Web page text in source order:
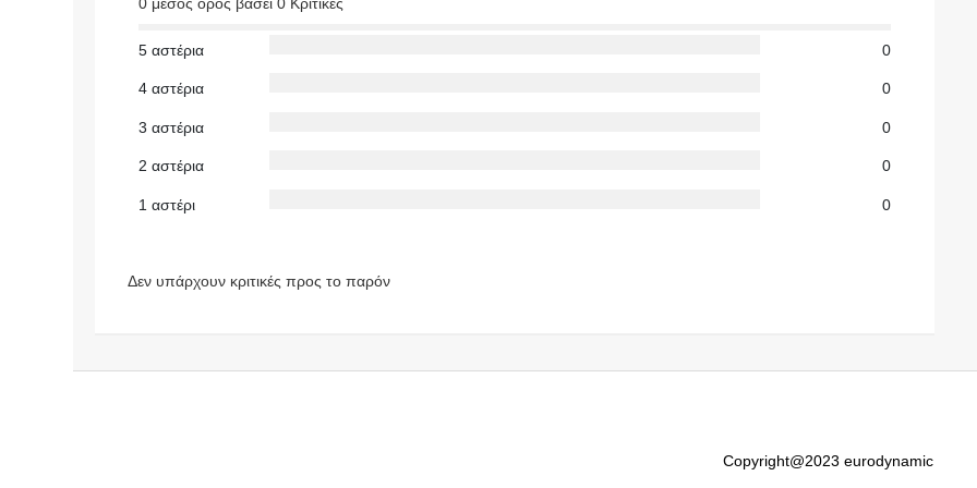
0 μέσος όρος βάσει 0 Κριτικές
5 αστέρια 0
4 αστέρια 0
3 αστέρια 0
2 αστέρια 0
1 αστέρι 0
Δεν υπάρχουν κριτικές προς το παρόν
Copyright@2023 eurodynamic